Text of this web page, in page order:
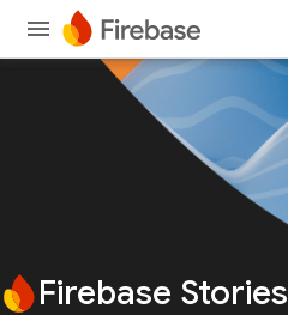
Firebase Stories